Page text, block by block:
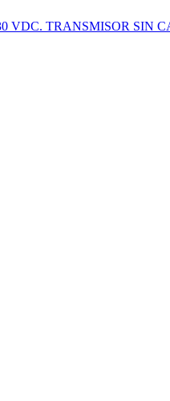
TRANSMISOR SIN